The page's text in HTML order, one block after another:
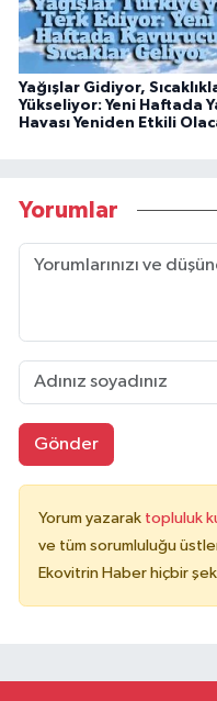
Yağışlar Gidiyor,
Yükseliyor: Yeni Haftada
Havası Yeniden Etkili
Yorumlar
Gönder
Yorum yazarak topluluk
ve tüm sorumluluğu
Ekovitrin Haber hiçbir